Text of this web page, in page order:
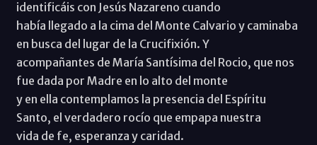
identificáis con Jesús Nazareno cuando
había llegado a la cima del Monte Calvario y caminaba
en busca del lugar de la Crucifixión. Y
acompañantes de María Santísima del Rocio, que nos
fue dada por Madre en lo alto del monte
y en ella contemplamos la presencia del Espíritu
Santo, el verdadero rocío que empapa nuestra
vida de fe, esperanza y caridad.